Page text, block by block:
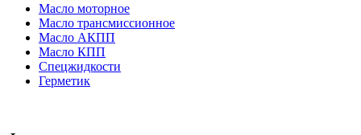
Масло моторное
Масло трансмиссионное
Масло АКПП
Масло КПП
Спецжидкости
Герметик